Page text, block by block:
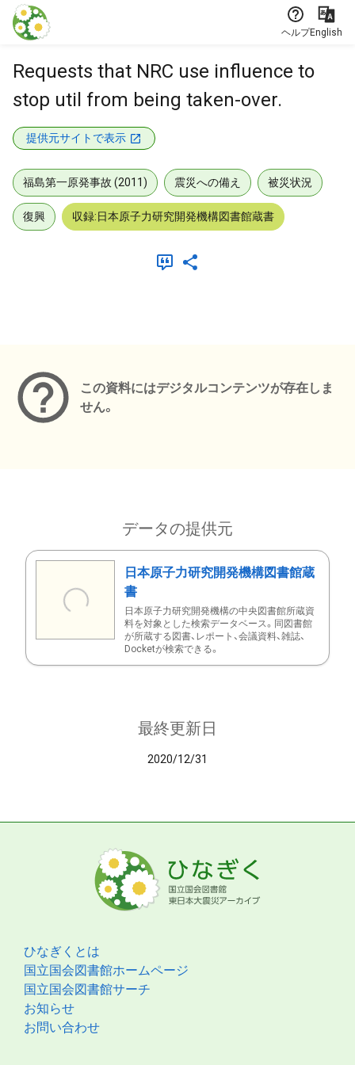
本文に飛ぶ
ヘルプEnglish
Requests that NRC use influence to
stop util from being taken-over.
提供元サイトで表示
福島第一原発事故 (2011) 震災への備え 被災状況
復興 収録:日本原子力研究開発機構図書館蔵書
この資料にはデジタルコンテンツが存在しま
せん。
データの提供元
日本原子力研究開発機構図書館蔵
書
日本原子力研究開発機構の中央図書館所蔵資
料を対象とした検索データベース。同図書館
が所蔵する図書、レポート、会議資料、雑誌、
Docketが検索できる。
最終更新日
2020/12/31
ひなぎくとは
国立国会図書館ホームページ
国立国会図書館サーチ
お知らせ
お問い合わせ